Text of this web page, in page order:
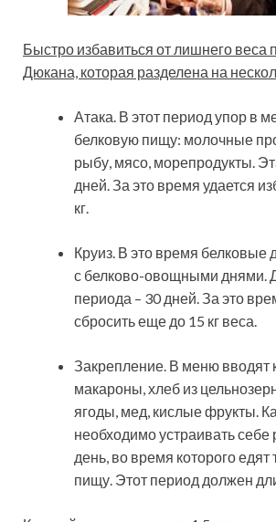
Быстро избавиться от лишнего веса
Дюкана, которая разделена на
Атака. В этот период упор в
белковую пищу: молочные
рыбу, мясо, морепродукты.
дней. За это время удается
кг.
Круиз. В это время белковые
с белково-овощными днями.
периода – 30 дней. За это
сбросить еще до 15 кг веса.
Закрепление. В меню вводят
макароны, хлеб из
ягоды, мед, кислые фрукты.
необходимо устраивать себе
день, во время которого едят
пищу. Этот период должен